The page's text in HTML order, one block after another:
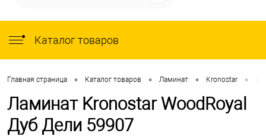
Каталог товаров
Главная страница • Каталог товаров • Ламинат • Kronostar •
Ламинат Kronostar WoodRoyal
Дуб Дели 59907